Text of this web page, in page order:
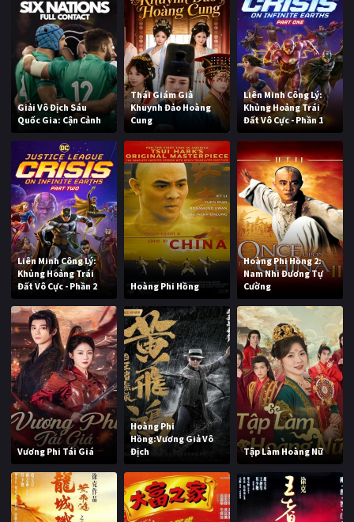
Giải Vô Địch Sáu
Quốc Gia: Cận Cảnh
Thái Giám Giả
Khuynh Đảo Hoàng
Cung
Liên Minh Công Lý:
Khủng Hoảng Trái
Đất Vô Cực - Phần 1
Liên Minh Công Lý:
Khủng Hoảng Trái
Đất Vô Cực - Phần 2
Hoàng Phi Hồng
Hoàng Phi Hồng 2:
Nam Nhi Đương Tự
Cường
Vương Phi Tái Giá
Hoàng Phi
Hồng:Vương Giả Vô
Địch
Tập Làm Hoàng Nữ